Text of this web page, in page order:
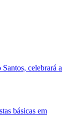
celebrará a
básicas em